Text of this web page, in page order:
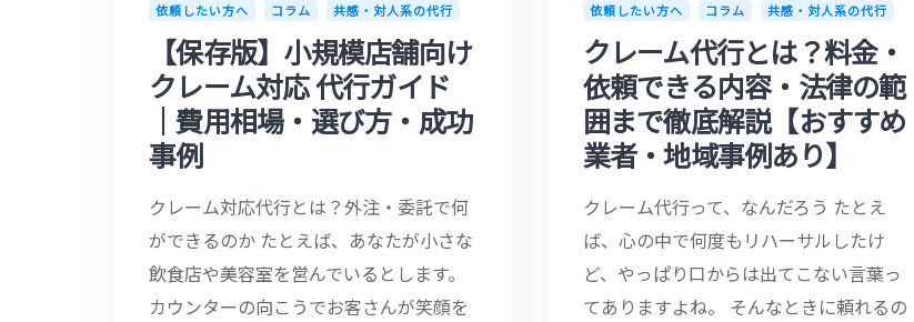
依頼したい方へ コラム 共感・対人系の代行
【保存版】小規模店舗向け
クレーム対応 代行ガイド
｜費用相場・選び方・成功
事例
クレーム対応代行とは？外注・委託で何
ができるのか たとえば、あなたが小さな
飲食店や美容室を営んでいるとします。
カウンターの向こうでお客さんが笑顔を
依頼したい方へ コラム 共感・対人系の代行
クレーム代行とは？料金・
依頼できる内容・法律の範
囲まで徹底解説【おすすめ
業者・地域事例あり】
クレーム代行って、なんだろう たとえ
ば、心の中で何度もリハーサルしたけ
ど、やっぱり口からは出てこない言葉っ
てありますよね。 そんなときに頼れるの